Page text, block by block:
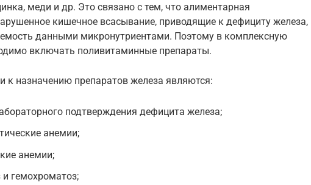
меди и др. Это связано с тем, что алиментарная
кишечное всасывание, приводящие к дефициту железа,
данными микронутриентами. Поэтому в комплексную
включать поливитаминные препараты.
к назначению препаратов железа являются:
подтверждения дефицита железа;
анемии;
анемии;
и гемохроматоз;